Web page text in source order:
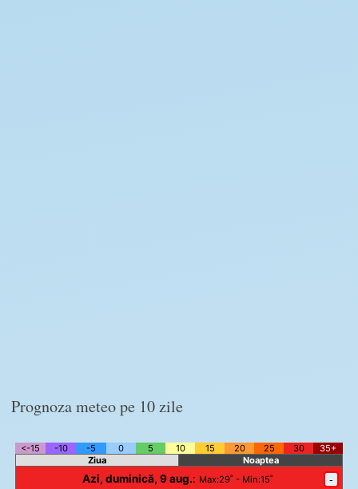
Prognoza meteo pe 10 zile
<-15 -10 -5 0 5 10 15 20 25 30
35+
Ziua
Noaptea
Azi, duminică, 9 aug.: Max:29˚ - Min:15˚ -